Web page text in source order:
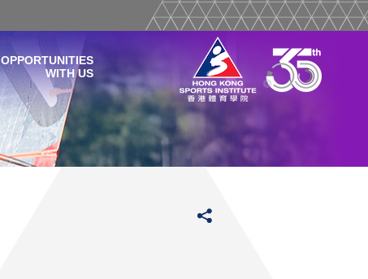
OPPORTUNITIES
WITH US